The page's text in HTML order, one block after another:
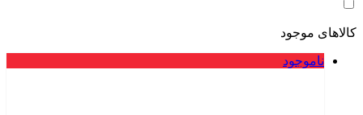
کالاهای موجود
ناموجود